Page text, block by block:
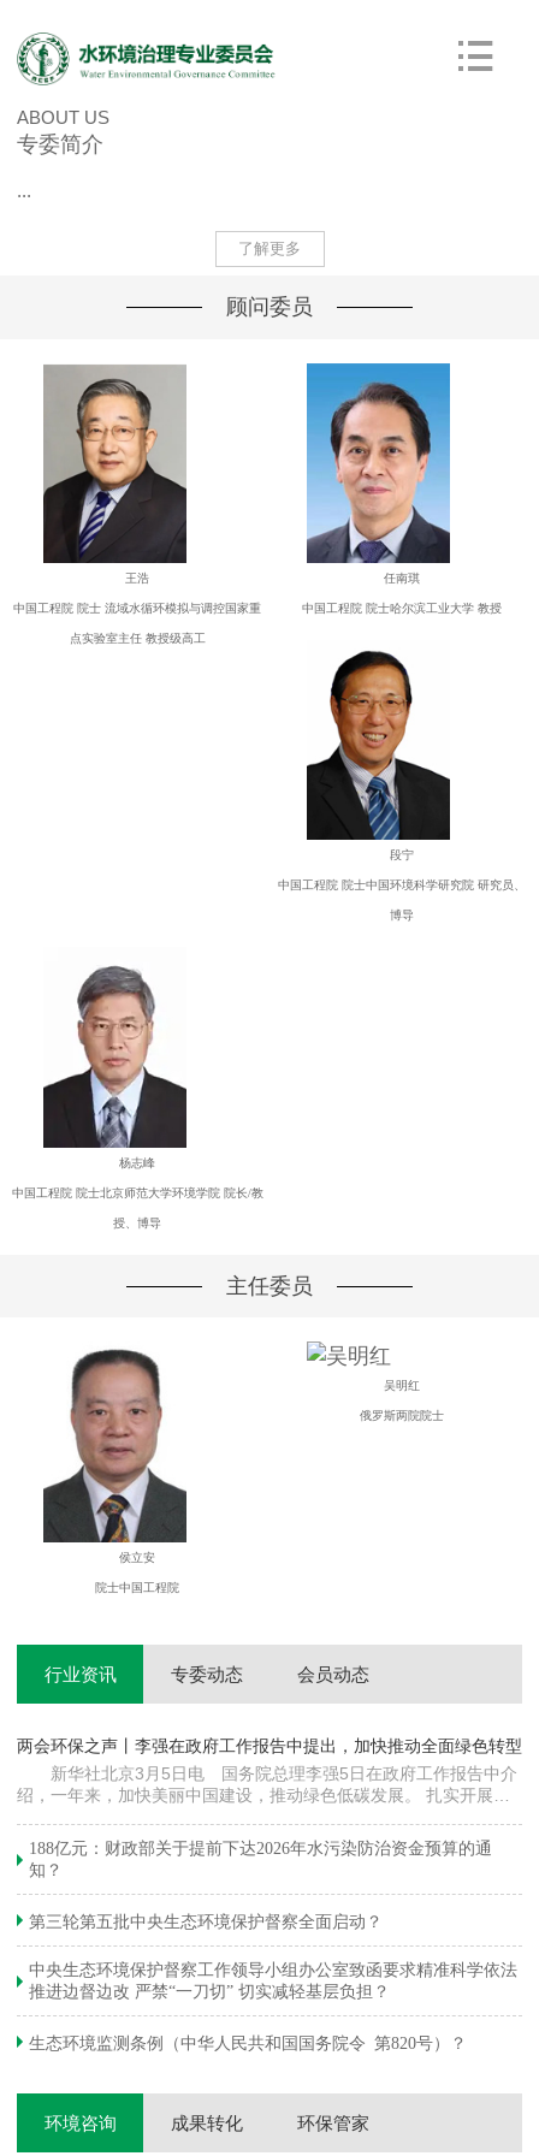
ABOUT US
专委简介
...
了解更多
顾问委员
王浩
中国工程院 院士 流域水循环模拟与调控国家重
点实验室主任 教授级高工
任南琪
中国工程院 院士哈尔滨工业大学 教授
段宁
中国工程院 院士中国环境科学研究院 研究员、
博导
杨志峰
中国工程院 院士北京师范大学环境学院 院长/教
授、博导
主任委员
侯立安
院士中国工程院
吴明红
俄罗斯两院院士
行业资讯 专委动态 会员动态
两会环保之声丨李强在政府工作报告中提出，加快推动全面绿色转型
新华社北京3月5日电 国务院总理李强5日在政府工作报告中介
绍，一年来，加快美丽中国建设，推动绿色低碳发展。 扎实开展大
浓度下降…
188亿元：财政部关于提前下达2026年水污染防治资金预算的通
知？
第三轮第五批中央生态环境保护督察全面启动？
中央生态环境保护督察工作领导小组办公室致函要求精准科学依法
推进边督边改 严禁“一刀切” 切实减轻基层负担？
生态环境监测条例（中华人民共和国国务院令 第820号）？
环境咨询 成果转化 环保管家